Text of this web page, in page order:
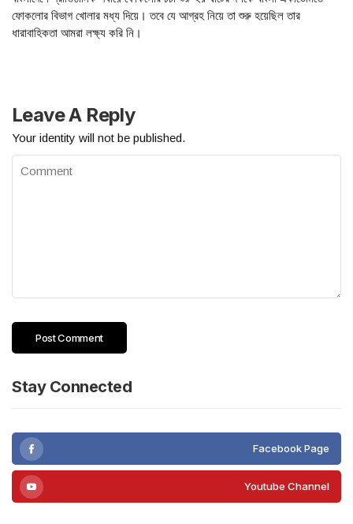
ফোকলোর বিভাগ খোলার মধ্য দিয়ে। তবে যে আগ্রহ নিয়ে তা শুরু হয়েছিল তার
ধারাবাহিকতা আমরা লক্ষ্য করি নি।
Leave A Reply
Your identity will not be published.
Stay Connected
Facebook Page
Youtube Channel